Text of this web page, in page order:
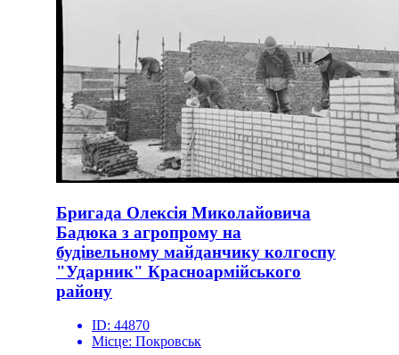
Бригада Олексія Миколайовича
Бадюка з агропрому на
будівельному майданчику колгоспу
"Ударник" Красноармійського
району
ID: 44870
Місце: Покровськ